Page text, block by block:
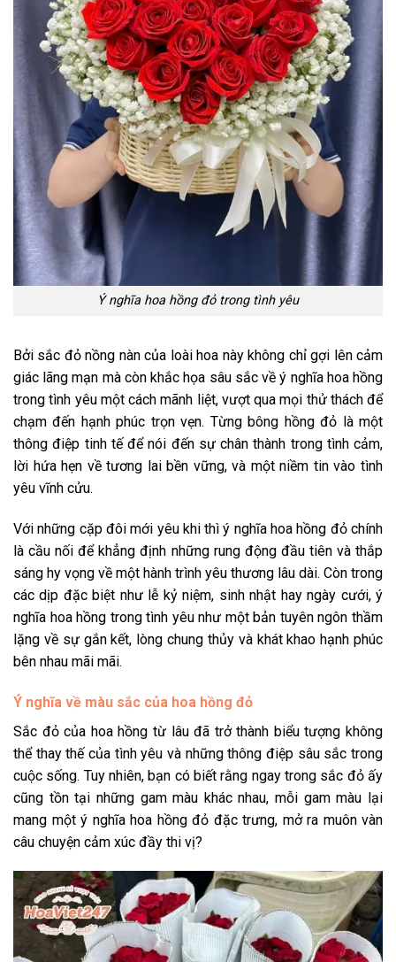
Ý nghĩa hoa hồng đỏ trong tình yêu
Bởi sắc đỏ nồng nàn của loài hoa này không chỉ gợi lên cảm
giác lãng mạn mà còn khắc họa sâu sắc về ý nghĩa hoa hồng
trong tình yêu một cách mãnh liệt, vượt qua mọi thử thách để
chạm đến hạnh phúc trọn vẹn. Từng bông hồng đỏ là một
thông điệp tinh tế để nói đến sự chân thành trong tình cảm,
lời hứa hẹn về tương lai bền vững, và một niềm tin vào tình
yêu vĩnh cửu.
Với những cặp đôi mới yêu khi thì ý nghĩa hoa hồng đỏ chính
là cầu nối để khẳng định những rung động đầu tiên và thắp
sáng hy vọng về một hành trình yêu thương lâu dài. Còn trong
các dịp đặc biệt như lễ kỷ niệm, sinh nhật hay ngày cưới, ý
nghĩa hoa hồng trong tình yêu như một bản tuyên ngôn thầm
lặng về sự gắn kết, lòng chung thủy và khát khao hạnh phúc
bên nhau mãi mãi.
Ý nghĩa về màu sắc của hoa hồng đỏ
Sắc đỏ của hoa hồng từ lâu đã trở thành biểu tượng không
thể thay thế của tình yêu và những thông điệp sâu sắc trong
cuộc sống. Tuy nhiên, bạn có biết rằng ngay trong sắc đỏ ấy
cũng tồn tại những gam màu khác nhau, mỗi gam màu lại
mang một ý nghĩa hoa hồng đỏ đặc trưng, mở ra muôn vàn
câu chuyện cảm xúc đầy thi vị?